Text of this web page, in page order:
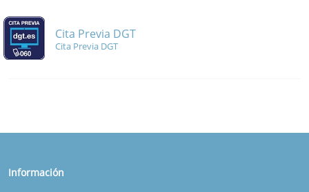
Cita Previa DGT
Cita Previa DGT
Información